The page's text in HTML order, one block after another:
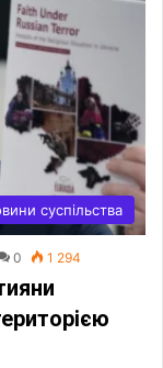
суспільства
0 1 294